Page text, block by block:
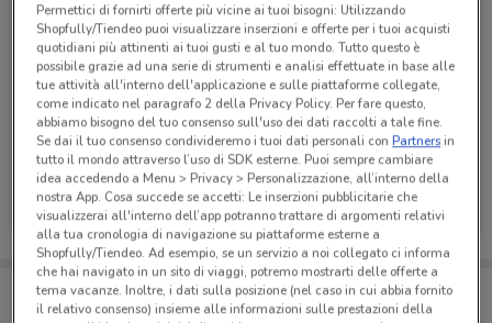
1mobile
Scade il 31/08 471 m
Porta DoveConviene sempre con te!
Puoi trovare le migliori offerte dei negozi vicino a te,
Permettici di fornirti offerte più vicine ai tuoi bisogni: Utilizzando
Shopfully/Tiendeo puoi visualizzare inserzioni e offerte per i tuoi acquisti
quotidiani più attinenti ai tuoi gusti e al tuo mondo. Tutto questo è
possibile grazie ad una serie di strumenti e analisi effettuate in base alle
tue attività all'interno dell'applicazione e sulle piattaforme collegate,
come indicato nel paragrafo 2 della Privacy Policy. Per fare questo,
abbiamo bisogno del tuo consenso sull'uso dei dati raccolti a tale fine.
Se dai il tuo consenso condivideremo i tuoi dati personali conPartnersin
tutto il mondo attraverso l’uso di SDK esterne. Puoi sempre cambiare
idea accedendo a Menu > Privacy > Personalizzazione, all’interno della
nostra App. Cosa succede se accetti: Le inserzioni pubblicitarie che
visualizzerai all'interno dell’app potranno trattare di argomenti relativi
alla tua cronologia di navigazione su piattaforme esterne a
Shopfully/Tiendeo. Ad esempio, se un servizio a noi collegato ci informa
che hai navigato in un sito di viaggi, potremo mostrarti delle offerte a
tema vacanze. Inoltre, i dati sulla posizione (nel caso in cui abbia fornito
il relativo consenso) insieme alle informazioni sulle prestazioni della